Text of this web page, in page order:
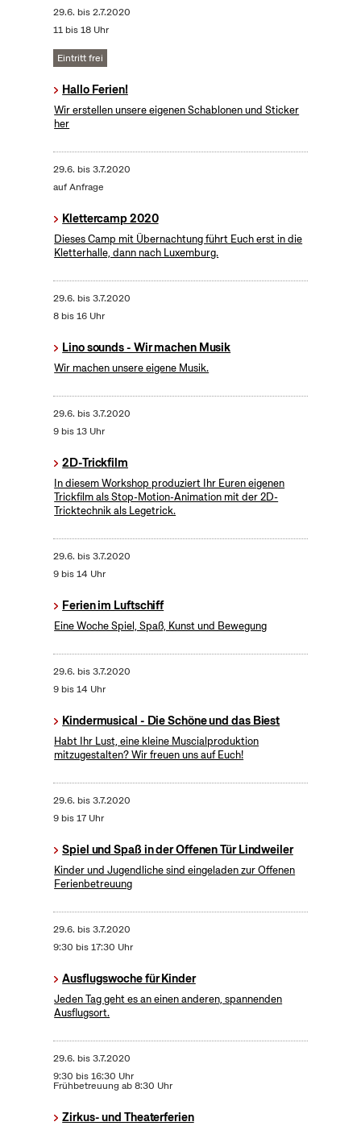
29.6. bis2.7.2020
11 bis 18 Uhr
Eintritt frei
Hallo Ferien!
Wir erstellen unsere eigenen Schablonen und Sticker
her
29.6. bis3.7.2020
auf Anfrage
Klettercamp 2020
Dieses Camp mit Übernachtung führt Euch erst in die
Kletterhalle, dann nach Luxemburg.
29.6. bis3.7.2020
8 bis 16 Uhr
Lino sounds - Wir machen Musik
Wir machen unsere eigene Musik.
29.6. bis3.7.2020
9 bis 13 Uhr
2D-Trickfilm
In diesem Workshop produziert Ihr Euren eigenen
Trickfilm als Stop-Motion-Animation mit der 2D-
Tricktechnik als Legetrick.
29.6. bis3.7.2020
9 bis 14 Uhr
Ferien im Luftschiff
Eine Woche Spiel, Spaß, Kunst und Bewegung
29.6. bis3.7.2020
9 bis 14 Uhr
Kindermusical - Die Schöne und das Biest
Habt Ihr Lust, eine kleine Muscialproduktion
mitzugestalten? Wir freuen uns auf Euch!
29.6. bis3.7.2020
9 bis 17 Uhr
Spiel und Spaß in der Offenen Tür Lindweiler
Kinder und Jugendliche sind eingeladen zur Offenen
Ferienbetreuung
29.6. bis3.7.2020
9:30 bis 17:30 Uhr
Ausflugswoche für Kinder
Jeden Tag geht es an einen anderen, spannenden
Ausflugsort.
29.6. bis3.7.2020
9:30 bis 16:30 Uhr
Frühbetreuung ab 8:30 Uhr
Zirkus- und Theaterferien